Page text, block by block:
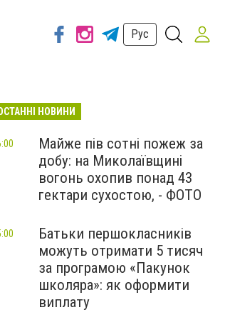
Рус
НОВИНИ
Майже пів сотні пожеж за
добу: на Миколаївщині
вогонь охопив понад 43
гектари сухостою, - ФОТО
Батьки першокласників
можуть отримати 5 тисяч
за програмою «Пакунок
школяра»: як оформити
виплату